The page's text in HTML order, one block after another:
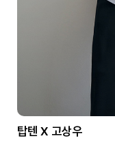
탑텐 X 고상우